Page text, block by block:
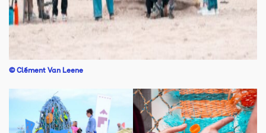
©Clément Van Leene